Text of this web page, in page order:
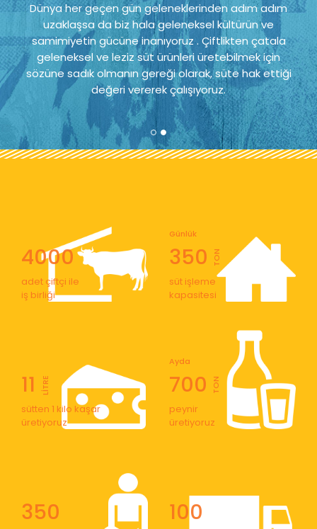
Dünya her geçen gün geleneklerinden adım adım
uzaklaşsa da biz hala geleneksel kültürün ve
samimiyetin gücüne inanıyoruz . Çiftlikten çatala
geleneksel ve leziz süt ürünleri üretebilmek için
sözüne sadık olmanın gereği olarak, süte hak ettiği
değeri vererek çalışıyoruz.
4000
adet çiftçi ile
iş birliği
350
Günlük
TON
süt işleme
kapasitesi
11 LİTRE
sütten 1 kilo kaşar
üretiyoruz
700
Ayda
TON
peynir
üretiyoruz
350 100